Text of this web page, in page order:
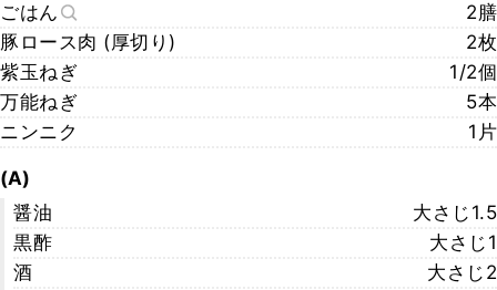
ごはん
2膳
豚ロース肉 (厚切り)
2枚
紫玉ねぎ
1/2個
万能ねぎ
5本
ニンニク
1片
(A)
醤油
大さじ1.5
黒酢
大さじ1
酒
大さじ2